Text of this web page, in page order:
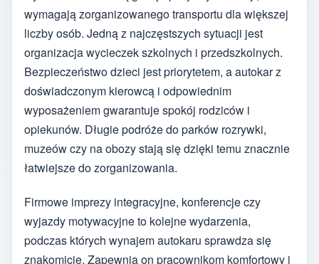
wymagają zorganizowanego transportu dla większej
liczby osób. Jedną z najczęstszych sytuacji jest
organizacja wycieczek szkolnych i przedszkolnych.
Bezpieczeństwo dzieci jest priorytetem, a autokar z
doświadczonym kierowcą i odpowiednim
wyposażeniem gwarantuje spokój rodziców i
opiekunów. Długie podróże do parków rozrywki,
muzeów czy na obozy stają się dzięki temu znacznie
łatwiejsze do zorganizowania.
Firmowe imprezy integracyjne, konferencje czy
wyjazdy motywacyjne to kolejne wydarzenia,
podczas których wynajem autokaru sprawdza się
znakomicie. Zapewnia on pracownikom komfortowy i